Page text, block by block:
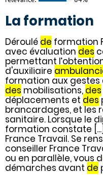
La formation
Déroulé de formation
avec évaluation des
permettant
d'auxiliaire
formation aux gestes
des mobilisations, des
déplacements et des
brancardages, et les
sanitaire. Lorsque le
formation constate
France Travail. Se
conseiller France
ou en parallèle, vous
démarches avant de